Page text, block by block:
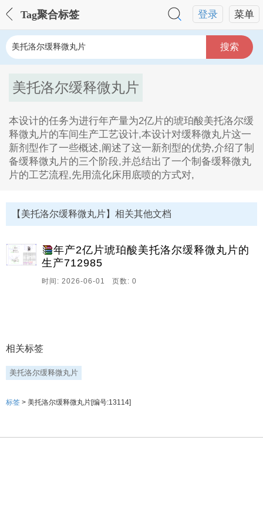
菜单
登录
Tag聚合标签
搜索
美托洛尔缓释微丸片
本设计的任务为进行年产量为2亿片的琥珀酸美托洛尔缓
释微丸片的车间生产工艺设计,本设计对缓释微丸片这一
新剂型作了一些概述,阐述了这一新剂型的优势,介绍了制
备缓释微丸片的三个阶段,并总结出了一个制备缓释微丸
片的工艺流程,先用流化床用底喷的方式对,
1、本设计的任务为进行年产量为2亿片的琥珀酸美托洛
尔缓释微丸片的车间生产工艺设计,本设计对缓释微丸片
这一新剂型作了一些概述,阐述了这一新剂型的优势,介绍
了制备缓释微丸片的三个阶段,并总结出了一个制备缓释
微丸片的工艺流程,先用流化床用底喷的方式对。
【美托洛尔缓释微丸片】相关其他文档
年产2亿片琥珀酸美托洛尔缓释微丸片的
生产712985
时间: 2026-06-01 页数: 0
相关标签
美托洛尔缓释微丸片
标签 > 美托洛尔缓释微丸片[编号:13114]